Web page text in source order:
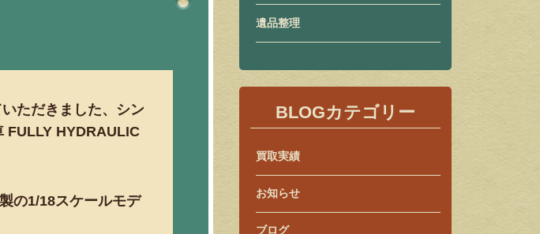
ただきました、シン
FULLY HYDRAULIC
の1/18スケールモデ
遺品整理
BLOGカテゴリー
買取実績
お知らせ
ブログ